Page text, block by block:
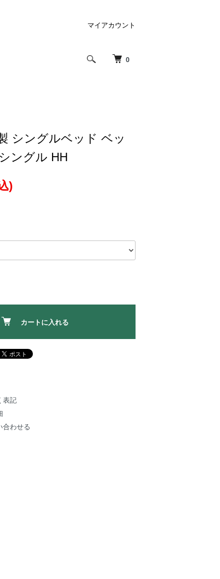
0
マイアカウント
シングルベッド ベッ
ングル HH
)
カートに入れる
表記
合わせる